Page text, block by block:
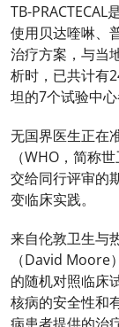
TB-
使用贝达喹啉、
治疗方案，与当
析时，已共计有
坦的7个试验中心
无国界医生正在
（WHO，简称
交给同行评审的
变临床实践。
来自伦敦卫生与
（David Moore
的随机对照临床
核病的安全性和